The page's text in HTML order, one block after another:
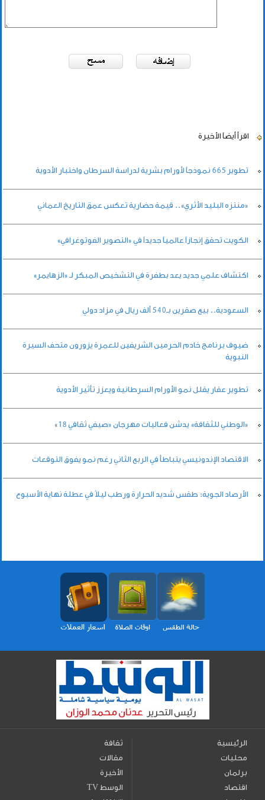
اقرأ أيضاً الأخيرة
تطوير 665 نموذجاً لأورام بشرية لدراسة السرطان واختبار الأدوية
«منتزه البليد الأثري».. قيمة حضارية تعكس عمق التاريخ العماني
الكويت تحقق إنجازاً عالمياً جديداً في «التصوير الفوتوغرافي»
اكتشاف علمي جديد يعد بطفرة في التشخيص المبكر لـ «الزهايمر»
السعودية.. بيع صقرين بـ540 ألف ريال في مزاد دولي
ضيوف برنامج خادم الحرمين الشريفين للعمرة يزورون متحف السيرة
النبوية
تطوير عقار يقلل نمو الأورام السرطانية ويعزز تأثير الأدوية
«الوطني للثقافة» يدشن فعاليات مهرجان «صيفي ثقافي 18»
الاقتصاد الإندونيسي يتباطأ في الربع الثاني رغم نمو يفوق التوقعات
الأرصاد الجوية: طقس شديد الحرارة ورطب ليلاً في عطلة نهاية الأسبوع
الرئيسية
محليات
برلمان
اقتصاد
ثقافة
مقالات
الأخيرة
TV الوسط